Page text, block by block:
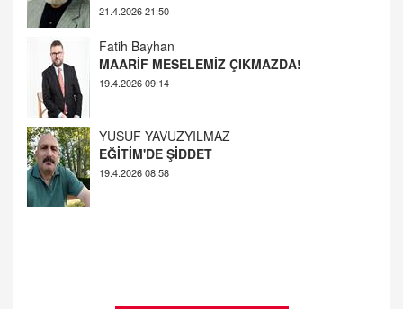
MAARİF MESELEMİZ ÇIKMAZDA!
19.4.2026 09:14
EĞİTİM'DE ŞİDDET
19.4.2026 08:58